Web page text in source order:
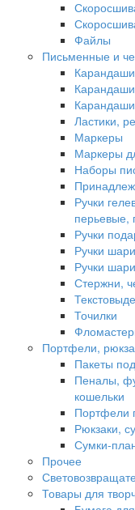
Файлы
Письменные и
Ластики,
Маркеры
Маркеры
Наборы
Ручки
перьевые,
Ручки
Ручки
Ручки
Стержни,
Точилки
Портфели,
Пакеты
Пеналы,
кошельки
Портфели
Рюкзаки,
Сумки-
Прочее
Товары для